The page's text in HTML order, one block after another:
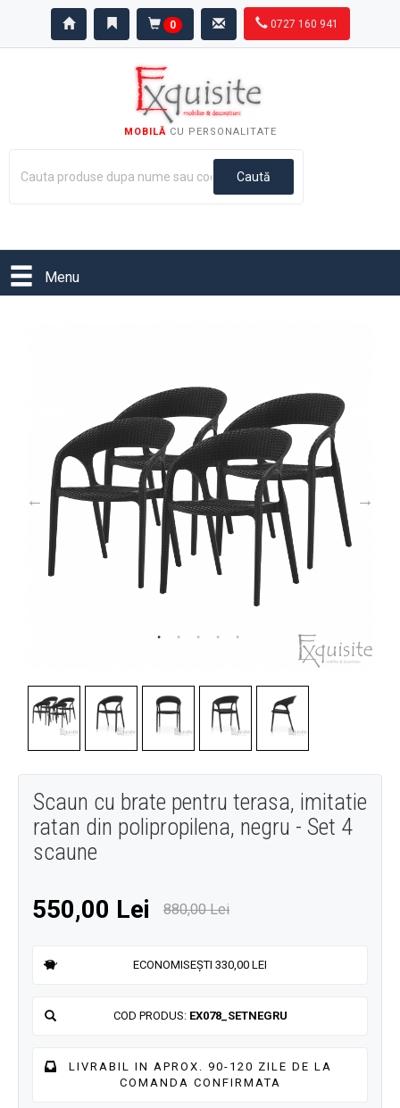
0 0727 160 941
MOBILĂCU PERSONALITATE
Menu
Scaun cu brate pentru terasa, imitatie
ratan din polipropilena, negru - Set 4
scaune
550,00 Lei 880,00 Lei
ECONOMISEȘTI 330,00 LEI
COD PRODUS: EX078_SETNEGRU
LIVRABIL IN APROX. 90-120 ZILE DE LA
COMANDA CONFIRMATA